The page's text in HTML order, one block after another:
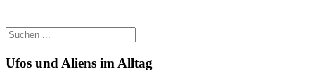
Ufos und Aliens im Alltag